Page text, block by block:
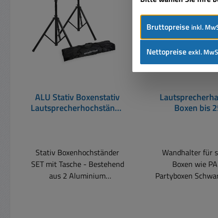
ALU Stativ Boxenstativ
Lautsprecherhochstände
Stativ Boxenhochständer
SET mit Tasche - Bestehend
aus 2 Aluminium
Boxen bis
Wandhalter für
Boxen wie
Partyboxen Schwarz lackiert
Bruttopreise inkl.
Nettopreiseexkl.